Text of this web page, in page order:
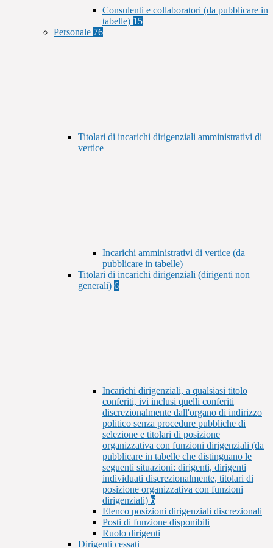
Consulenti e collaboratori (da pubblicare in
tabelle) 15
Personale 76
Titolari di incarichi dirigenziali amministrativi di
vertice
Incarichi amministrativi di vertice (da
pubblicare in tabelle)
Titolari di incarichi dirigenziali (dirigenti non
generali) 6
Incarichi dirigenziali, a qualsiasi titolo
conferiti, ivi inclusi quelli conferiti
discrezionalmente dall'organo di indirizzo
politico senza procedure pubbliche di
selezione e titolari di posizione
organizzativa con funzioni dirigenziali (da
pubblicare in tabelle che distinguano le
seguenti situazioni: dirigenti, dirigenti
individuati discrezionalmente, titolari di
posizione organizzativa con funzioni
dirigenziali) 6
Elenco posizioni dirigenziali discrezionali
Posti di funzione disponibili
Ruolo dirigenti
Dirigenti cessati